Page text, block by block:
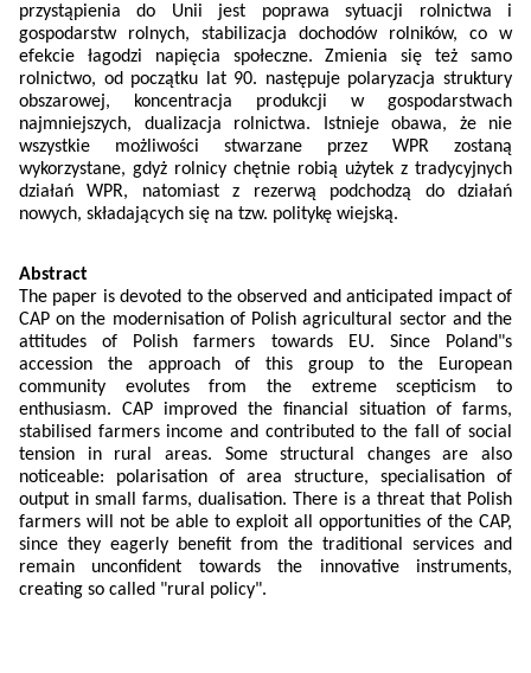
przystąpienia do Unii jest poprawa sytuacji rolnictwa i
gospodarstw rolnych, stabilizacja dochodów rolników, co w
efekcie łagodzi napięcia społeczne. Zmienia się też samo
rolnictwo, od początku lat 90. następuje polaryzacja struktury
obszarowej, koncentracja produkcji w gospodarstwach
najmniejszych, dualizacja rolnictwa. Istnieje obawa, że nie
wszystkie możliwości stwarzane przez WPR zostaną
wykorzystane, gdyż rolnicy chętnie robią użytek z tradycyjnych
działań WPR, natomiast z rezerwą podchodzą do działań
nowych, składających się na tzw. politykę wiejską.
Abstract
The paper is devoted to the observed and anticipated impact of
CAP on the modernisation of Polish agricultural sector and the
attitudes of Polish farmers towards EU. Since Poland"s
accession the approach of this group to the European
community evolutes from the extreme scepticism to
enthusiasm. CAP improved the financial situation of farms,
stabilised farmers income and contributed to the fall of social
tension in rural areas. Some structural changes are also
noticeable: polarisation of area structure, specialisation of
output in small farms, dualisation. There is a threat that Polish
farmers will not be able to exploit all opportunities of the CAP,
since they eagerly benefit from the traditional services and
remain unconfident towards the innovative instruments,
creating so called "rural policy".